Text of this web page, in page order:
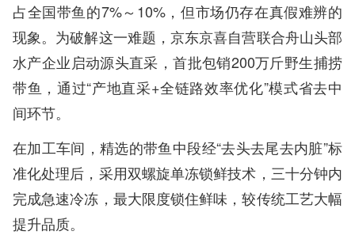
占全国带鱼的7%～10%，但市场仍存在真假难辨的
现象。为破解这一难题，京东京喜自营联合舟山头部
水产企业启动源头直采，首批包销200万斤野生捕捞
带鱼，通过“产地直采+全链路效率优化”模式省去中
间环节。
在加工车间，精选的带鱼中段经“去头去尾去内脏”标
准化处理后，采用双螺旋单冻锁鲜技术，三十分钟内
完成急速冷冻，最大限度锁住鲜味，较传统工艺大幅
提升品质。